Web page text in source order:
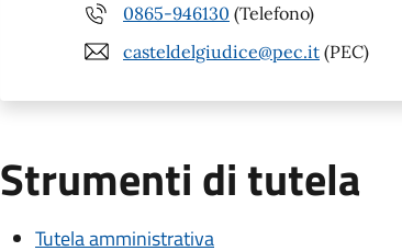
0865-946130 (Telefono)
casteldelgiudice@pec.it (PEC)
Strumenti di tutela
Tutela amministrativa